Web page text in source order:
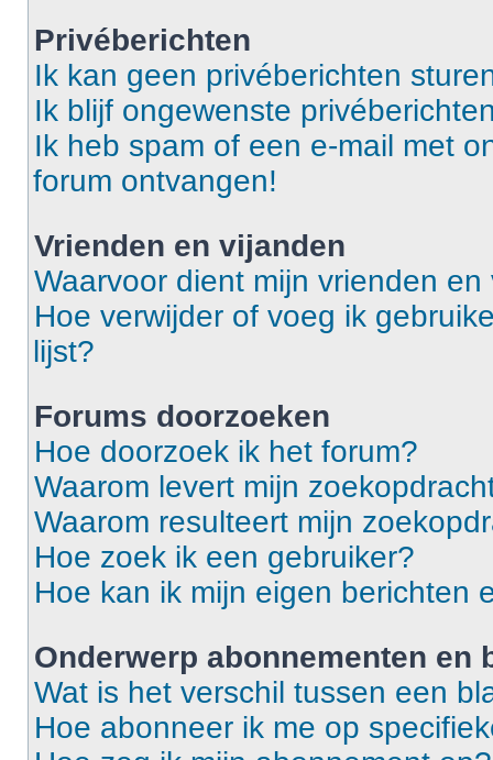
Privéberichten
Ik kan geen privéberichten
Ik blijf ongewenste
Ik heb spam of een e-mail met
forum ontvangen!
Vrienden en vijanden
Waarvoor dient mijn vrienden en
Hoe verwijder of voeg ik
lijst?
Forums doorzoeken
Hoe doorzoek ik het forum?
Waarom levert mijn
Waarom resulteert mijn
Hoe zoek ik een gebruiker?
Hoe kan ik mijn eigen berichten
Onderwerp abonnementen en
Wat is het verschil tussen een
Hoe abonneer ik me op